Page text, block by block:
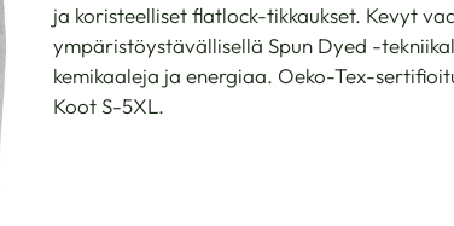
ja koristeelliset flatlock-tikkaukset. Kevyt
ympäristöystävällisellä Spun Dyed -
kemikaaleja ja energiaa. Oeko-Tex-
Koot S-5XL.